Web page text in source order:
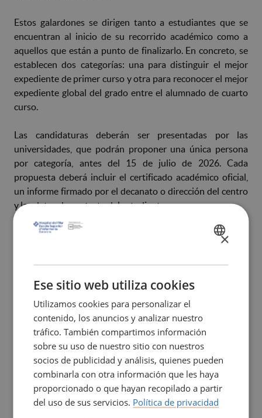
Estos galardones se dirigen tanto a estudiantes que se
encuentran al inicio de su recorrido académico como a
aquellos que están a punto de finalizarlo. En concreto, se
establecen dos categorías: una para distinguir el mejor
expediente de primer curso y otra para reconocer el mejor
expediente global del grado entre el alumnado de cuarto
curso.
Las candidaturas deberán ser presentadas por las
universidades, que podrán proponer una única persona
por categoría, antes del 15 de julio de 2026. Cada
propuesta deberá incluir el certificado académico oficial,
un informe firmado por el decanato o dirección del centro
y los datos de contacto del estudiante.
En cuanto a los requisitos, pueden optar a los premios las
La convocatoria prevé una dotación económica de 500
euros para el mejor expediente de primer curso y de 1.500
euros para el mejor expediente global del grado, además
de un diploma acreditativo que reconoce oficialmente este
logro académico.
Los premios se entregarán en el marco de la Noche de la
Investigación, que se celebra anualmente el último viernes
SPANISH
×
Ese sitio web utiliza cookies
Utilizamos cookies para personalizar el
contenido, los anuncios y analizar nuestro
tráfico. También compartimos información
sobre su uso de nuestro sitio con nuestros
socios de publicidad y análisis, quienes pueden
combinarla con otra información que les haya
proporcionado o que hayan recopilado a partir
del uso de sus servicios. Política de privacidad